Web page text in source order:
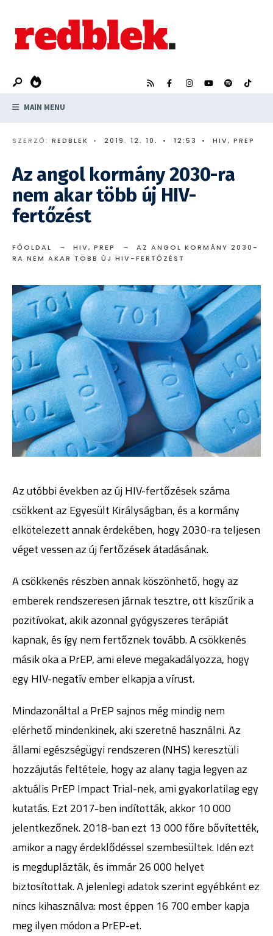
content
MAIN MENU
SZERZŐ: REDBLEK • 2019. 12. 10. • 12:53 • HIV, PREP
Az angol kormány 2030-ra
nem akar több új HIV-
fertőzést
FŐOLDAL HIV, PREP
AZ ANGOL KORMÁNY 2030-
RA NEM AKAR TÖBB ÚJ HIV-FERTŐZÉST
Az utóbbi években az új HIV-fertőzések száma
csökkent az Egyesült Királyságban, és a kormány
elkötelezett annak érdekében, hogy 2030-ra teljesen
véget vessen az új fertőzések átadásának.
A csökkenés részben annak köszönhető, hogy az
emberek rendszeresen járnak tesztre, ott kiszűrik a
pozitívokat, akik azonnal gyógyszeres terápiát
kapnak, és így nem fertőznek tovább. A csökkenés
másik oka a PrEP, ami eleve megakadályozza, hogy
egy HIV-negatív ember elkapja a vírust.
Mindazonáltal a PrEP sajnos még mindig nem
elérhető mindenkinek, aki szeretné használni. Az
állami egészségügyi rendszeren (NHS) keresztüli
hozzájutás feltétele, hogy az alany tagja legyen az
aktuális PrEP Impact Trial-nek, ami gyakorlatilag egy
kutatás. Ezt 2017-ben indították, akkor 10 000
jelentkezőnek. 2018-ban ezt 13 000 főre bővítették,
amikor a nagy érdeklődéssel szembesültek. Idén ezt
is megduplázták, és immár 26 000 helyet
biztosítottak. A jelenlegi adatok szerint egyébként ez
nincs kihasználva: most éppen 16 700 ember kapja
meg ilyen módon a PrEP-et.